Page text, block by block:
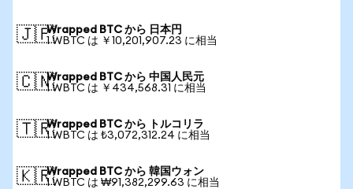
🇯🇵Wrapped BTC から 日本円
1 WBTC は ￥10,201,907.23 に相当
🇨🇳Wrapped BTC から 中国人民元
1 WBTC は ￥434,568.31 に相当
🇹🇷Wrapped BTC から トルコリラ
1 WBTC は ₺3,072,312.24 に相当
🇰🇷Wrapped BTC から 韓国ウォン
1 WBTC は ₩91,382,299.63 に相当